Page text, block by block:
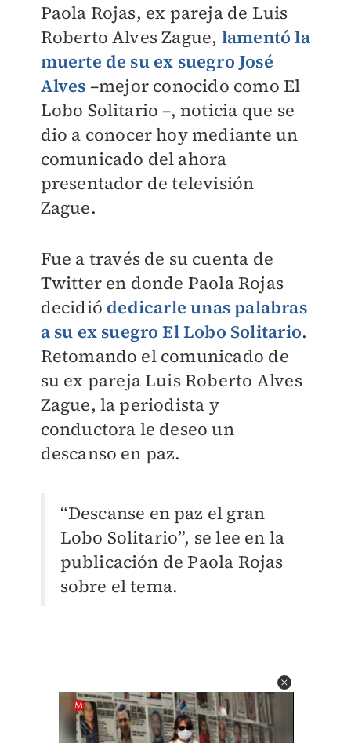
Paola Rojas, ex pareja de Luis
Roberto Alves Zague, lamentó la
muerte de su ex suegro José
Alves –mejor conocido como El
Lobo Solitario –, noticia que se
dio a conocer hoy mediante un
comunicado del ahora
presentador de televisión
Zague.
Fue a través de su cuenta de
Twitter en donde Paola Rojas
decidió dedicarle unas palabras
a su ex suegro El Lobo Solitario.
Retomando el comunicado de
su ex pareja Luis Roberto Alves
Zague, la periodista y
conductora le deseo un
descanso en paz.
“Descanse en paz el gran
Lobo Solitario”, se lee en la
publicación de Paola Rojas
sobre el tema.